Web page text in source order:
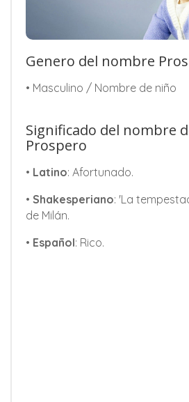
Genero del nombre
• Masculino / Nombre de niño
Significado del nombre
Prospero
• Latino: Afortunado.
• Shakesperiano: 'La
de Milán.
• Español: Rico.